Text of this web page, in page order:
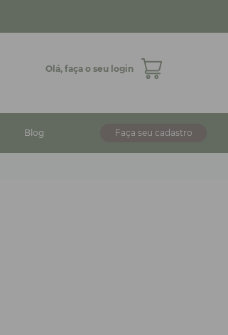
Olá, faça o seu login
Faça seu cadastro
Blog